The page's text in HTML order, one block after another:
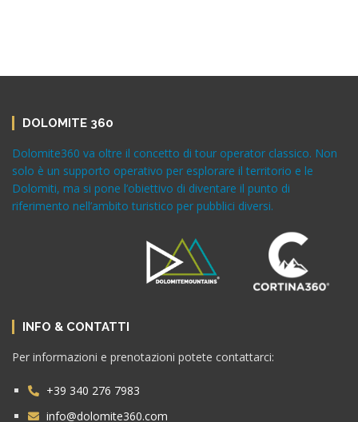
DOLOMITE 360
Dolomite360 va oltre il concetto di tour operator classico. Non
solo è un supporto operativo per esplorare il territorio e le
Dolomiti, ma si pone l’obiettivo di diventare il punto di
riferimento nell’ambito turistico per pubblici diversi.
INFO & CONTATTI
Per informazioni e prenotazioni potete contattarci:
+39 340 276 7983
info@dolomite360.com